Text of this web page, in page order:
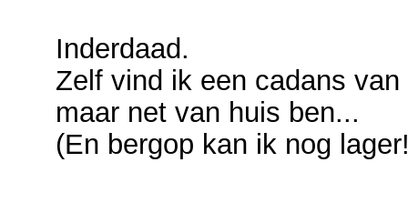
Inderdaad.
Zelf vind ik een cadans
maar net van huis ben...
(En bergop kan ik nog